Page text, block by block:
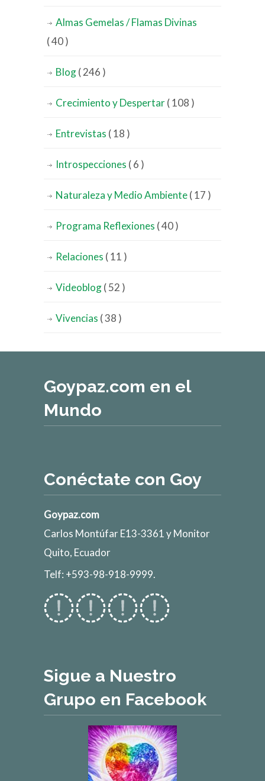
Almas Gemelas / Flamas Divinas
( 40 )
Blog( 246 )
Crecimiento y Despertar( 108 )
Entrevistas ( 18 )
Introspecciones ( 6 )
Naturaleza y Medio Ambiente( 17 )
Programa Reflexiones ( 40 )
Relaciones ( 11 )
Videoblog( 52 )
Vivencias ( 38 )
Goypaz.com en el
Mundo
Conéctate con Goy
Goypaz.com
Carlos Montúfar E13-3361 y Monitor
Quito, Ecuador
Telf: +593-98-918-9999.
Sigue a Nuestro
Grupo en Facebook